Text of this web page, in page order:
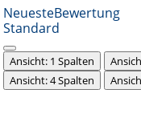
NeuesteBewertung
Standard
Ansicht: 1 Spalten
Ansicht: 4 Spalten